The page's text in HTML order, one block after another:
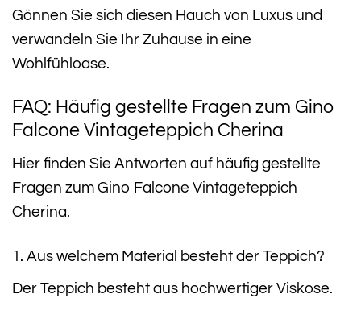
Gönnen Sie sich diesen Hauch von Luxus und
verwandeln Sie Ihr Zuhause in eine
Wohlfühloase.
FAQ: Häufig gestellte Fragen zum Gino
Falcone Vintageteppich Cherina
Hier finden Sie Antworten auf häufig gestellte
Fragen zum Gino Falcone Vintageteppich
Cherina.
1. Aus welchem Material besteht der Teppich?
Der Teppich besteht aus hochwertiger Viskose.